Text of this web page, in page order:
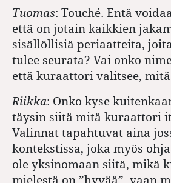
Tuomas: Touché. Entä
että on jotain kaikkien
sisällöllisiä periaatteita,
tulee seurata? Vai onko
että kuraattori valitsee,
Riikka: Onko kyse
täysin siitä mitä kuraattori
Valinnat tapahtuvat aina
kontekstissa, joka myös
ole yksinomaan siitä, mikä
mielestä on ”hyvää”, vaan